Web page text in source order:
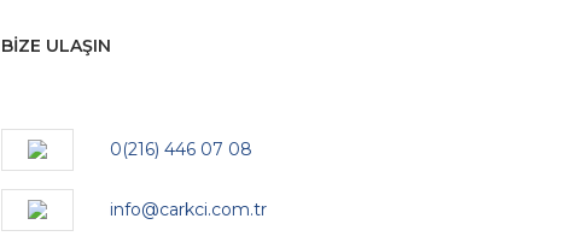
BİZE ULAŞIN
0(216) 446 07 08
info@carkci.com.tr